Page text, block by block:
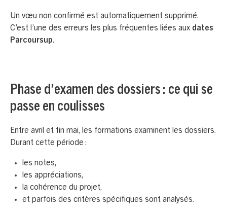
Un vœu non confirmé est automatiquement supprimé.
C’est l’une des erreurs les plus fréquentes liées aux dates
Parcoursup.
Phase d’examen des dossiers : ce qui se
passe en coulisses
Entre avril et fin mai, les formations examinent les dossiers.
Durant cette période :
les notes,
les appréciations,
la cohérence du projet,
et parfois des critères spécifiques sont analysés.